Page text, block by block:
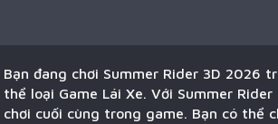
Bạn đang chơi Summer Rider 3D 2026
thể loại Game Lái Xe. Với Summer
chơi cuối cùng trong game. Bạn có thể